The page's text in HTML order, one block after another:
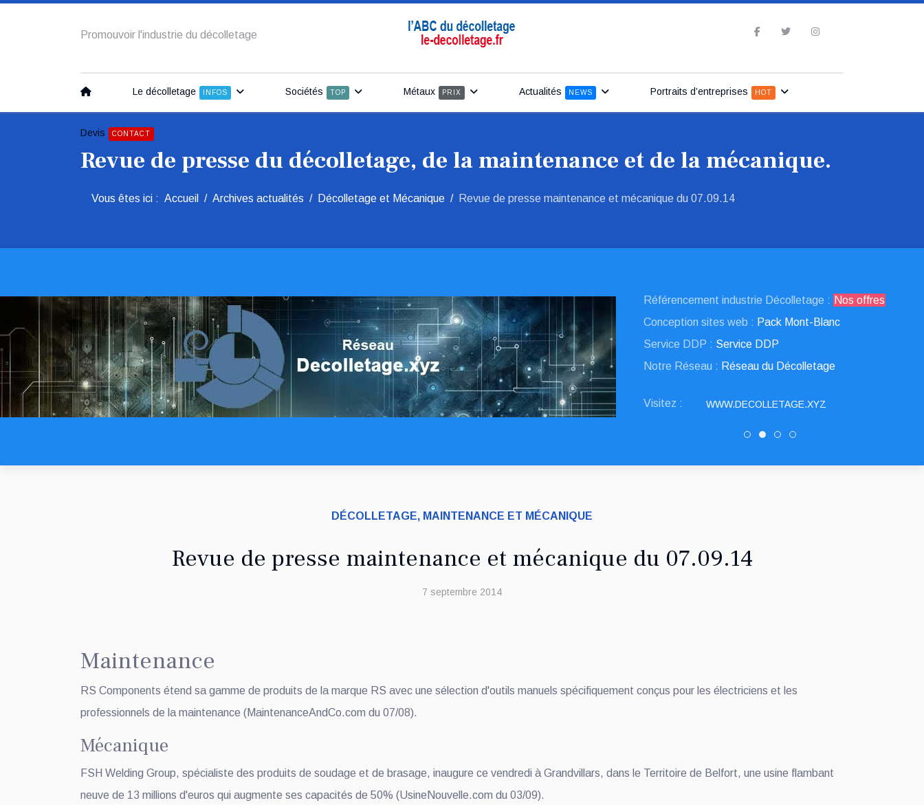
Promouvoir l'industrie du décolletage
Le décolletage INFOS Sociétés TOP Métaux PRIX Actualités NEWS Portraits d’entreprises HOT
Devis CONTACT
Revue de presse du décolletage, de la maintenance et de la mécanique.
Vous êtes ici : Accueil Archives actualités Décolletage et Mécanique Revue de presse maintenance et mécanique du 07.09.14
Référencement industrie Décolletage : Nos offres
Conception sites web : Pack Mont-Blanc
Service DDP : Service DDP
Notre Réseau : Réseau du Décolletage
Visitez : WWW.DECOLLETAGE.XYZ
DÉCOLLETAGE, MAINTENANCE ET MÉCANIQUE
Revue de presse maintenance et mécanique du 07.09.14
7 septembre 2014
Maintenance
RS Components étend sa gamme de produits de la marque RS avec une sélection d'outils manuels spécifiquement conçus pour les électriciens et les
professionnels de la maintenance (MaintenanceAndCo.com du 07/08).
Mécanique
FSH Welding Group, spécialiste des produits de soudage et de brasage, inaugure ce vendredi à Grandvillars, dans le Territoire de Belfort, une usine flambant
neuve de 13 millions d'euros qui augmente ses capacités de 50% (UsineNouvelle.com du 03/09).